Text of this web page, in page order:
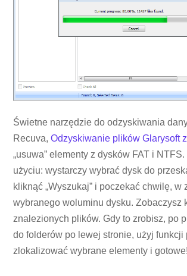
Świetne narzędzie do odzyskiwania
Recuva, Odzyskiwanie plików Glarysoft
„usuwa” elementy z dysków FAT i
użyciu: wystarczy wybrać dysk do
kliknąć „Wyszukaj” i poczekać chwilę, w
wybranego woluminu dysku. Zobaczysz
znalezionych plików. Gdy to zrobisz, po
do folderów po lewej stronie, użyj funkcji
zlokalizować wybrane elementy i gotowe!